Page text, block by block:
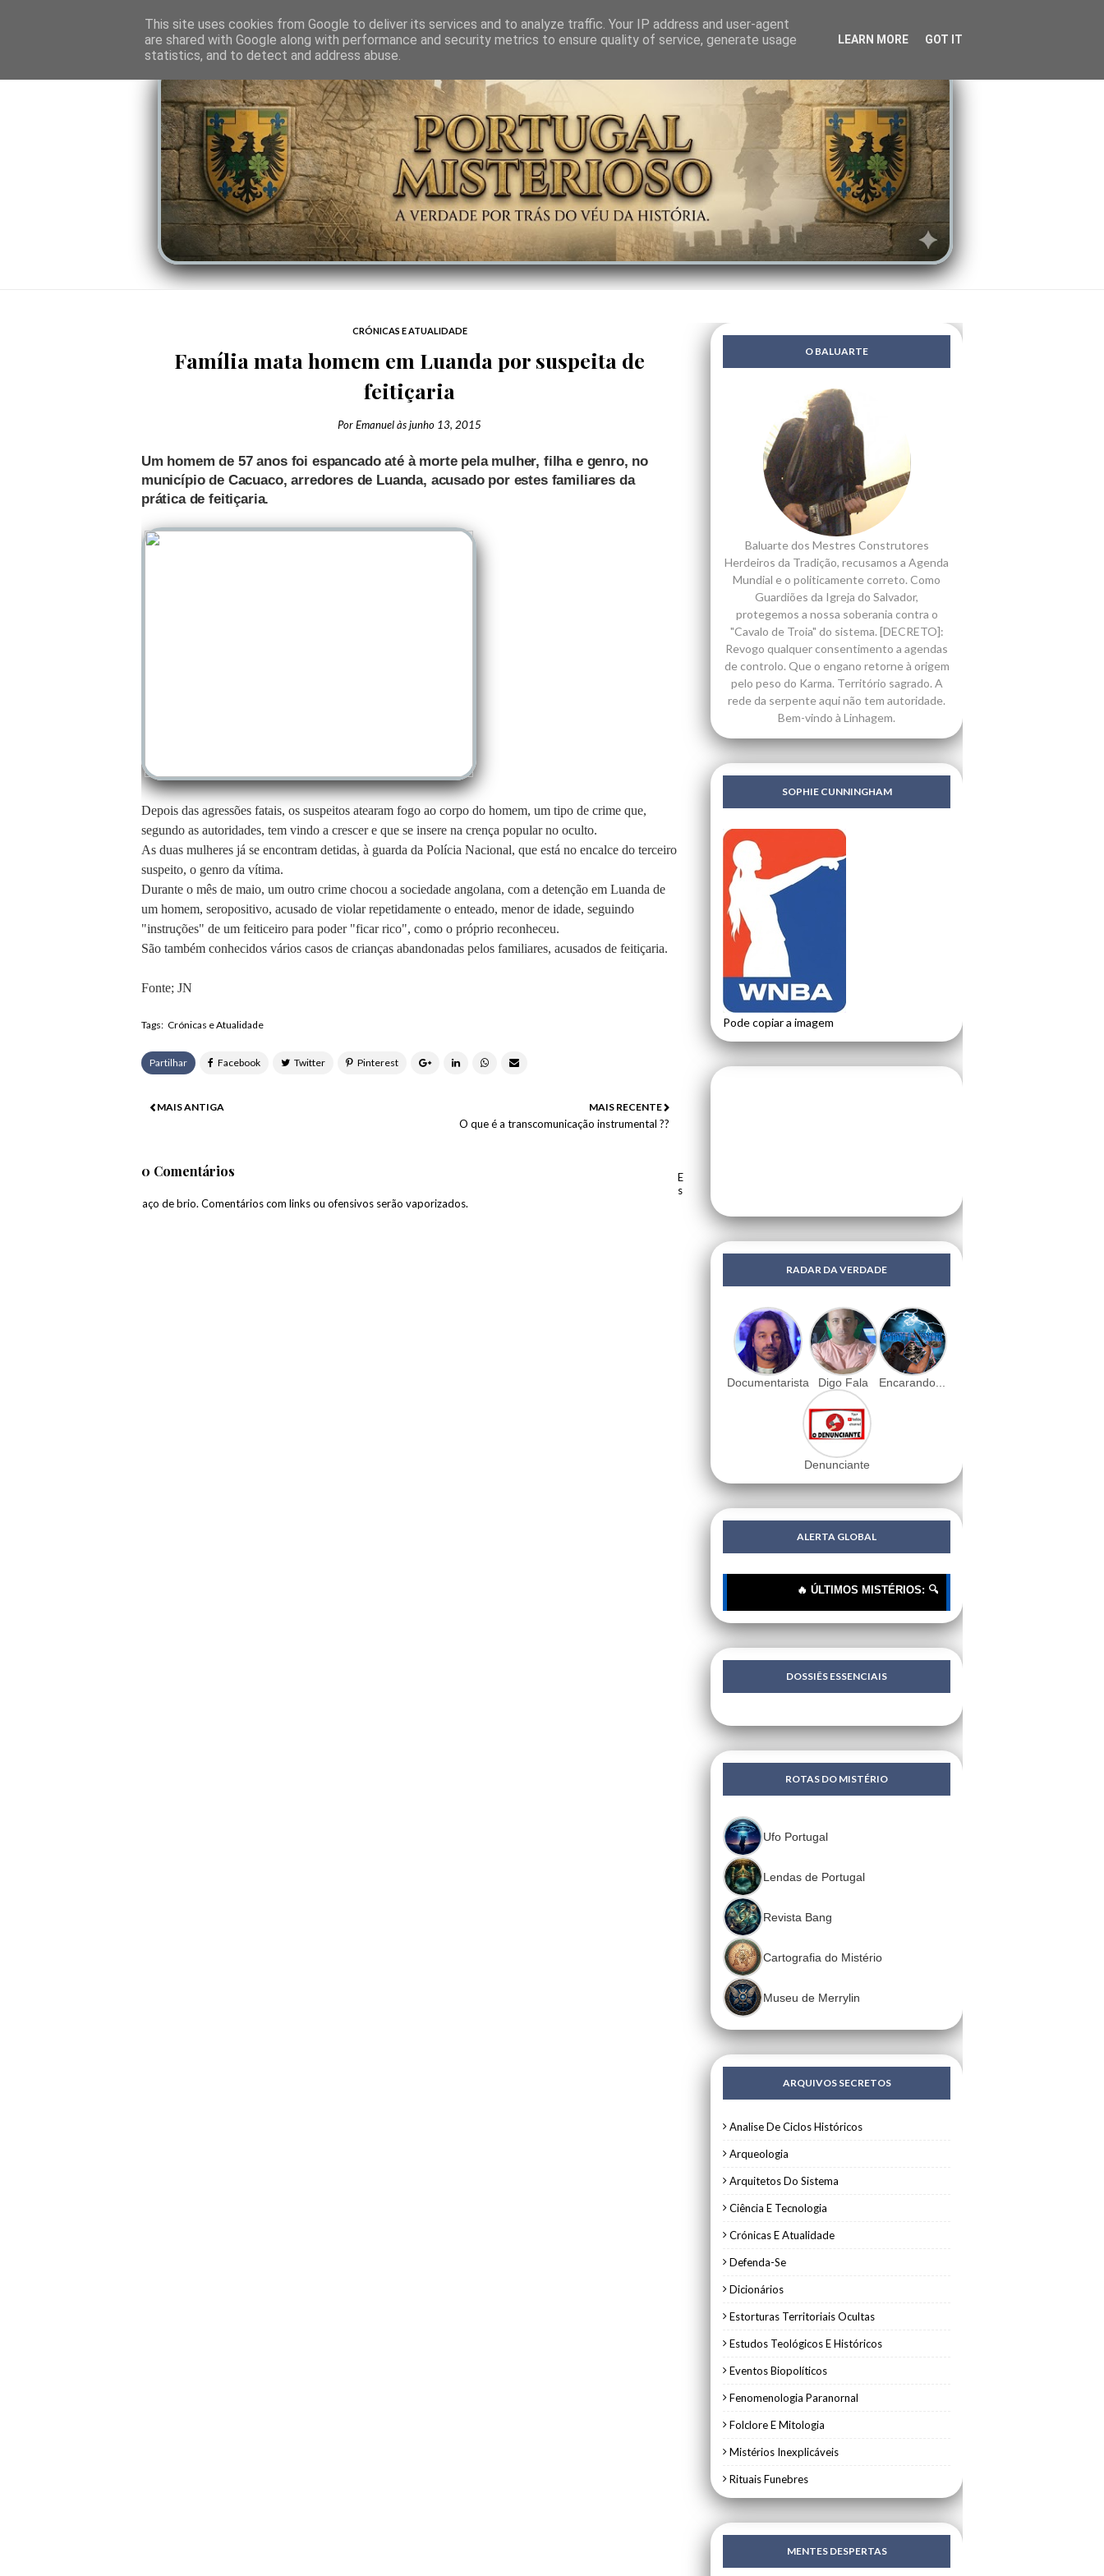
O PORTAL SOMBRAS DO PODER LINHAGEM SABEDORIA CIÊNCIA DO INVISÍVEL CONTRA-PODER ANJOS LENDAS
CRÓNICAS E ATUALIDADE
Família mata homem em Luanda por suspeita de
feitiçaria
PorEmanuelàsjunho 13, 2015
Um homem de 57 anos foi espancado até à morte pela mulher, filha e genro, no
município de Cacuaco, arredores de Luanda, acusado por estes familiares da
prática de feitiçaria.
Depois das agressões fatais, os suspeitos atearam fogo ao corpo do homem, um tipo de crime que,
segundo as autoridades, tem vindo a crescer e que se insere na crença popular no oculto.
As duas mulheres já se encontram detidas, à guarda da Polícia Nacional, que está no encalce do terceiro
suspeito, o genro da vítima.
Durante o mês de maio, um outro crime chocou a sociedade angolana, com a detenção em Luanda de
um homem, seropositivo, acusado de violar repetidamente o enteado, menor de idade, seguindo
"instruções" de um feiticeiro para poder "ficar rico", como o próprio reconheceu.
São também conhecidos vários casos de crianças abandonadas pelos familiares, acusados de feitiçaria.
Fonte; JN
Tags: Crónicas e Atualidade
Partilhar
MAIS RECENTE
O que é a transcomunicação instrumental ??
MAIS ANTIGA
0 Comentários
E
s
paço de brio. Comentários com links ou ofensivos serão vaporizados.
O BALUARTE
Baluarte dos Mestres Construtores
Herdeiros da Tradição, recusamos a Agenda
Mundial e o politicamente correto. Como
Guardiões da Igreja do Salvador,
protegemos a nossa soberania contra o
"Cavalo de Troia" do sistema. [DECRETO]:
Revogo qualquer consentimento a agendas
de controlo. Que o engano retorne à origem
pelo peso do Karma. Território sagrado. A
rede da serpente aqui não tem autoridade.
Bem-vindo à Linhagem.
SOPHIE CUNNINGHAM
Pode copiar a imagem
RADAR DA VERDADE
Documentarista Digo Fala Encarando...
Denunciante
ALERTA GLOBAL
🔥 ÚLTIMOS MISTÉRIOS: 🔍 "Extraterrestres"? Não,
DOSSIÊS ESSENCIAIS
ROTAS DO MISTÉRIO
Ufo Portugal
Lendas de Portugal
Revista Bang
Cartografia do Mistério
Museu de Merrylin
ARQUIVOS SECRETOS
Analise De Ciclos Históricos
Arqueologia
Arquitetos Do Sistema
Ciência E Tecnologia
Crónicas E Atualidade
Defenda-Se
Dicionários
Estorturas Territoriais Ocultas
Estudos Teológicos E Históricos
Eventos Biopolíticos
Fenomenologia Paranornal
Folclore E Mitologia
Mistérios Inexplicáveis
Rituais Funebres
MENTES DESPERTAS
This site uses cookies from Google to deliver its services and to analyze traffic. Your IP address and user-agent
are shared with Google along with performance and security metrics to ensure quality of service, generate usage
statistics, and to detect and address abuse.
LEARN MORE GOT IT